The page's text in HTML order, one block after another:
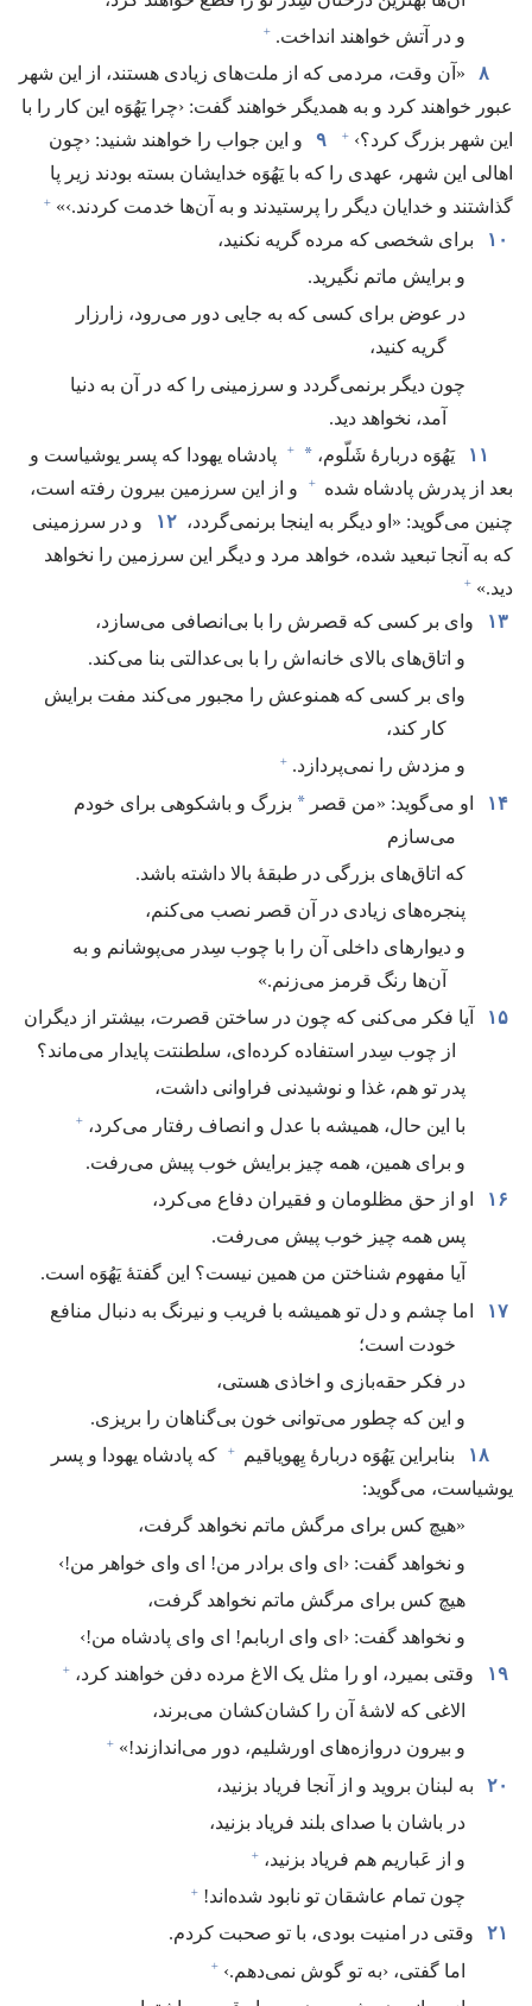
و در آتش خواهند انداخت.‏ +
۸
‏«آن وقت،‏ مردمی که از ملت‌های زیادی هستند،‏ از این شهر
عبور خواهند کرد و به همدیگر خواهند گفت:‏ ‹چرا یَهُوَه این کار را با
این شهر بزرگ کرد؟‏›‏ + ۹
و این جواب را خواهند شنید:‏ ‹چون
اهالی این شهر،‏ عهدی را که با یَهُوَه خدایشان بسته بودند زیر پا
گذاشتند و خدایان دیگر را پرستیدند و به آن‌ها خدمت کردند.‏›»‏ +
۱۰
برای شخصی که مرده گریه نکنید،‏
و برایش ماتم نگیرید.‏
در عوض برای کسی که به جایی دور می‌رود،‏ زارزار
گریه کنید،‏
چون دیگر برنمی‌گردد و سرزمینی را که در آن به دنیا
آمد،‏ نخواهد دید.‏
۱۱
یَهُوَه دربارهٔ شَلّوم،‏ *
+
پادشاه یهودا که پسر یوشیاست و
بعد از پدرش پادشاه شده
+
و از این سرزمین بیرون رفته است،‏
چنین می‌گوید:‏ «او دیگر به اینجا برنمی‌گردد،‏ ۱۲
و در سرزمینی
که به آنجا تبعید شده،‏ خواهد مرد و دیگر این سرزمین را نخواهد
دید.‏»‏ +
۱۳
وای بر کسی که قصرش را با بی‌انصافی می‌سازد،‏
و اتاق‌های بالای خانه‌اش را با بی‌عدالتی بنا می‌کند.‏
وای بر کسی که همنوعش را مجبور می‌کند مفت برایش
کار کند،‏
و مزدش را نمی‌پردازد.‏ +
۱۴ او می‌گوید:‏ «من قصر * بزرگ و باشکوهی برای خودم
می‌سازم
که اتاق‌های بزرگی در طبقهٔ بالا داشته باشد.‏
پنجره‌های زیادی در آن قصر نصب می‌کنم،‏
و دیوارهای داخلی آن را با چوب سِدر می‌پوشانم و به
آن‌ها رنگ قرمز می‌زنم.‏»‏
۱۵
آیا فکر می‌کنی که چون در ساختن قصرت،‏ بیشتر از دیگران
از چوب سِدر استفاده کرده‌ای،‏ سلطنتت پایدار می‌ماند؟‏
پدر تو هم،‏ غذا و نوشیدنی فراوانی داشت،‏
با این حال،‏ همیشه با عدل و انصاف رفتار می‌کرد،‏ +
و برای همین،‏ همه چیز برایش خوب پیش می‌رفت.‏
۱۶
او از حق مظلومان و فقیران دفاع می‌کرد،‏
پس همه چیز خوب پیش می‌رفت.‏
آیا مفهوم شناختن من همین نیست؟‏ این گفتهٔ یَهُوَه است.‏
۱۷
اما چشم و دل تو همیشه با فریب و نیرنگ به دنبال منافع
خودت است؛‏
در فکر حقه‌بازی و اخاذی هستی،‏
و این که چطور می‌توانی خون بی‌گناهان را بریزی.‏
۱۸
بنابراین یَهُوَه دربارهٔ یِهویاقیم +
که پادشاه یهودا و پسر
یوشیاست،‏ می‌گوید:‏
‏«هیچ کس برای مرگش ماتم نخواهد گرفت،‏
و نخواهد گفت:‏ ‹ای وای برادر من!‏ ای وای خواهر من!‏›‏
هیچ کس برای مرگش ماتم نخواهد گرفت،‏
و نخواهد گفت:‏ ‹ای وای اربابم!‏ ای وای پادشاه من!‏›‏
۱۹
وقتی بمیرد،‏ او را مثل یک الاغ مرده دفن خواهند کرد،‏ +
الاغی که لاشهٔ آن را کشان‌کشان می‌برند،‏
و بیرون دروازه‌های اورشلیم،‏ دور می‌اندازند!‏»‏ +
۲۰
به لبنان بروید و از آنجا فریاد بزنید،‏
در باشان با صدای بلند فریاد بزنید،‏
و از عَباریم هم فریاد بزنید،‏ +
چون تمام عاشقان تو نابود شده‌اند!‏ +
۲۱
وقتی در امنیت بودی،‏ با تو صحبت کردم.‏
اما گفتی،‏ ‹به تو گوش نمی‌دهم.‏›‏ +